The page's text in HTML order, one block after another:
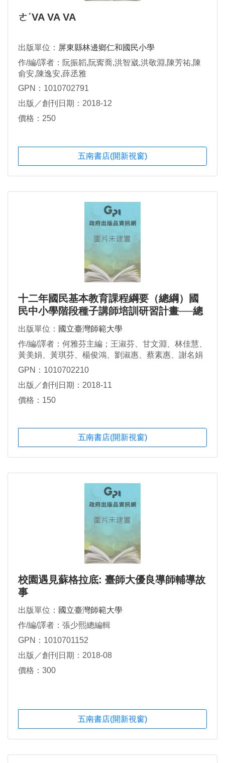
ㄜˊVA VA VA
出版單位： 屏東縣林邊鄉仁和國民小學
作/編/譯者：阮振韜,阮寗喬,洪智崴,洪敬淵,陳芳祐,陳
俞安,陳逸安,薛丞雅
GPN：1010702791
出版／創刊日期：2018-12
價格：250
五南書店(開新視窗)
十二年國民基本教育課程綱要（總綱）國
民中小學階段種子講師培訓研習計畫──總
綱種子講師實地宣講問題解析Q＆A
出版單位： 國立臺灣師範大學
作/編/譯者：何雅芬主編；王淑芬、甘文淵、林佳慧、
黃美娟、黃琪芬、楊俊鴻、劉淑惠、蔡素惠、謝名娟
編撰
GPN：1010702210
出版／創刊日期：2018-11
價格：150
五南書店(開新視窗)
校園遇見蘇格拉底: 臺師大優良導師輔導故
事
出版單位： 國立臺灣師範大學
作/編/譯者：張少熙總編輯
GPN：1010701152
出版／創刊日期：2018-08
價格：300
五南書店(開新視窗)